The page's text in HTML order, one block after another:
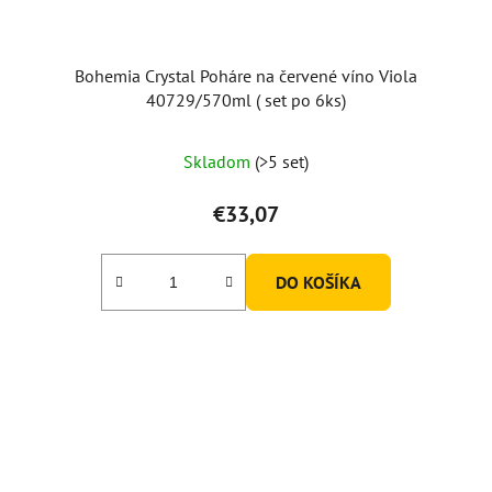
Bohemia Crystal Poháre na červené víno Viola
40729/570ml ( set po 6ks)
Skladom (>5 set)
€33,07
DO KOŠÍKA